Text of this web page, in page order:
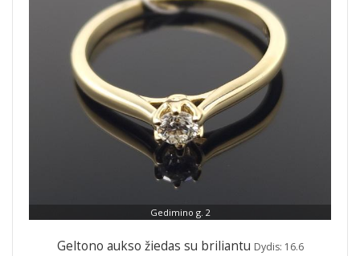
Gedimino g. 2
Geltono aukso žiedas su briliantu Dydis: 16.6